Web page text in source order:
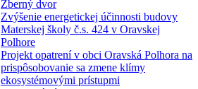
Zberný dvor
Zvýšenie energetickej účinnosti budovy
Materskej školy č.s. 424 v Oravskej
Polhore
Projekt opatrení v obci Oravská Polhora na
prispôsobovanie sa zmene klímy
ekosystémovými prístupmi